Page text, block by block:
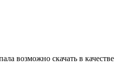
возможно скачать в качестве